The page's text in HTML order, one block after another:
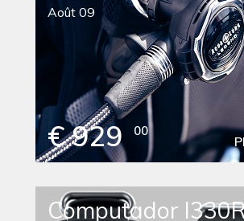
Août 09
€ 929 00
Computador